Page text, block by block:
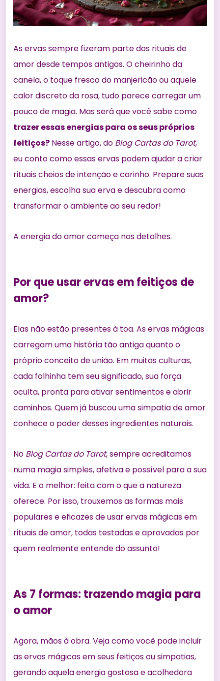
As ervas sempre fizeram parte dos rituais de
amor desde tempos antigos. O cheirinho da
canela, o toque fresco do manjericão ou aquele
calor discreto da rosa, tudo parece carregar um
pouco de magia. Mas será que você sabe como
trazer essas energias para os seus próprios
feitiços? Nesse artigo, do Blog Cartas do Tarot,
eu conto como essas ervas podem ajudar a criar
rituais cheios de intenção e carinho. Prepare suas
energias, escolha sua erva e descubra como
transformar o ambiente ao seu redor!
A energia do amor começa nos detalhes.
Por que usar ervas em feitiços de
amor?
Elas não estão presentes à toa. As ervas mágicas
carregam uma história tão antiga quanto o
próprio conceito de união. Em muitas culturas,
cada folhinha tem seu significado, sua força
oculta, pronta para ativar sentimentos e abrir
caminhos. Quem já buscou uma simpatia de amor
conhece o poder desses ingredientes naturais.
No Blog Cartas do Tarot, sempre acreditamos
numa magia simples, afetiva e possível para a sua
vida. E o melhor: feita com o que a natureza
oferece. Por isso, trouxemos as formas mais
populares e eficazes de usar ervas mágicas em
rituais de amor, todas testadas e aprovadas por
quem realmente entende do assunto!
As 7 formas: trazendo magia para
o amor
Agora, mãos à obra. Veja como você pode incluir
as ervas mágicas em seus feitiços ou simpatias,
gerando aquela energia gostosa e acolhedora